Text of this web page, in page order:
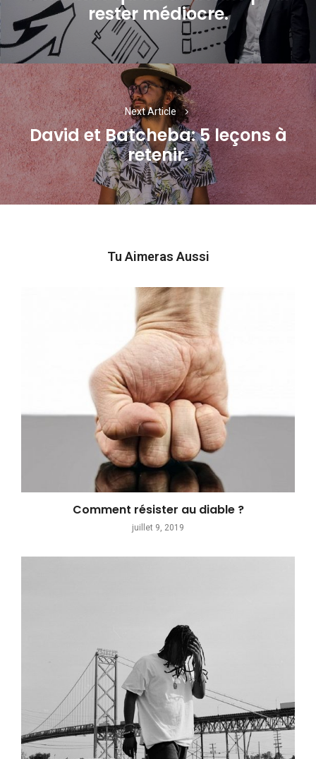
post:
rester médiocre.
Next Article
Next
post:
David et Batcheba: 5 leçons à
retenir.
Tu Aimeras Aussi
Comment résister au diable ?
juillet 9, 2019